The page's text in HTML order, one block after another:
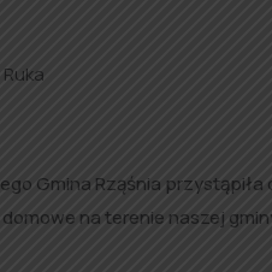
Gmina Rząśnia
na terenie naszej